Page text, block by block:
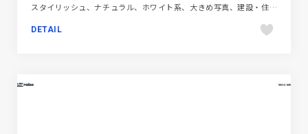
スタイリッシュ、ナチュラル、ホワイト系、大きめ写真、建設・住宅・不動産、施設・店舗サイト
DETAIL